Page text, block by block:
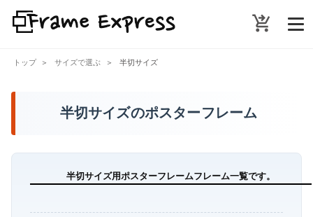
shopping_cart_checkout
トップ サイズで選ぶ 半切サイズ
半切サイズのポスターフレーム
半切サイズ用ポスターフレームフレーム一覧です。